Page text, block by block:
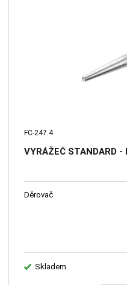
FC-247.4
VYRÁŽEČ STANDARD -
Děrovač
Skladem